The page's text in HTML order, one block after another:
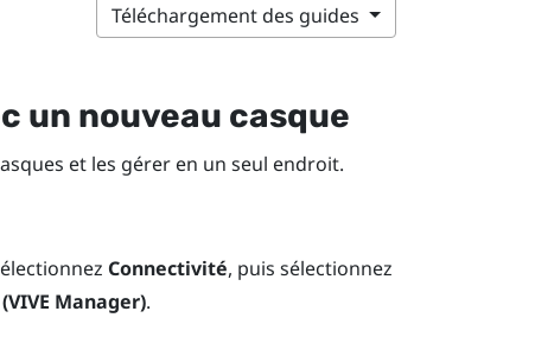
Téléchargement des guides
un nouveau casque
et les gérer en un seul endroit.
Connectivité, puis sélectionnez
Manager).